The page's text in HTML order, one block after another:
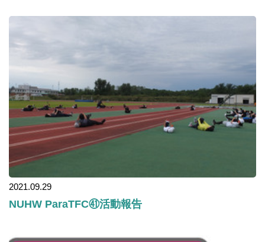
2021.09.29
NUHW ParaTFC㊶活動報告